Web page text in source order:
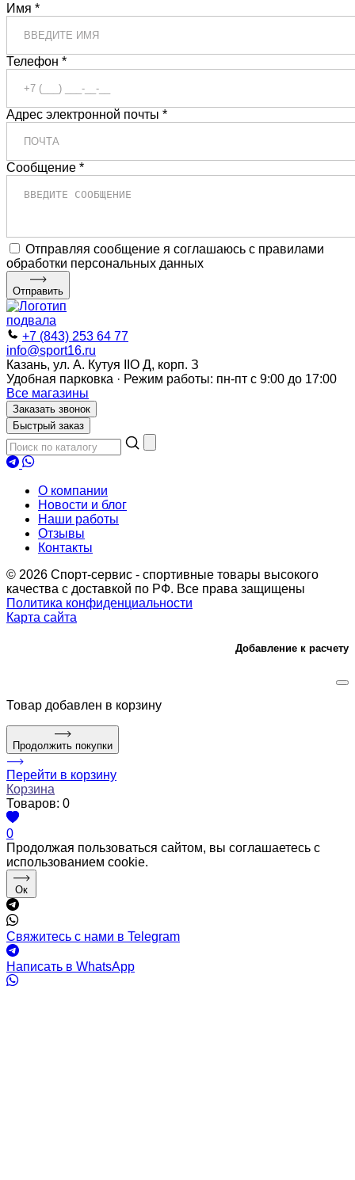
Имя *
Телефон *
Адрес электронной почты *
Сообщение *
Отправляя сообщение я соглашаюсь с правилами
обработки персональных данных
Отправить
+7 (843) 253 64 77
info@sport16.ru
Казань, ул. А. Кутуя IIO Д, корп. З
Удобная парковка · Режим работы: пн-пт с 9:00 до 17:00
Все магазины
Заказать звонок
Быстрый заказ
О компании
Новости и блог
Наши работы
Отзывы
Контакты
© 2026 Спорт-сервис - спортивные товары высокого
качества с доставкой по РФ. Все права защищены
Политика конфиденциальности
Карта сайта
Добавление к расчету
Товар добавлен в корзину
Продолжить покупки
Перейти в корзину
Корзина
Товаров: 0
0
Продолжая пользоваться сайтом, вы соглашаетесь с
использованием cookie.
Ок
Свяжитесь с нами в Telegram
Написать в WhatsApp